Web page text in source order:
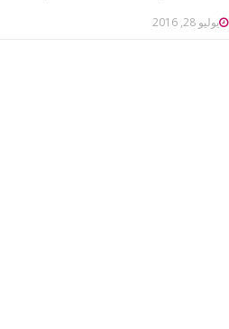
يوليو 28, 2016